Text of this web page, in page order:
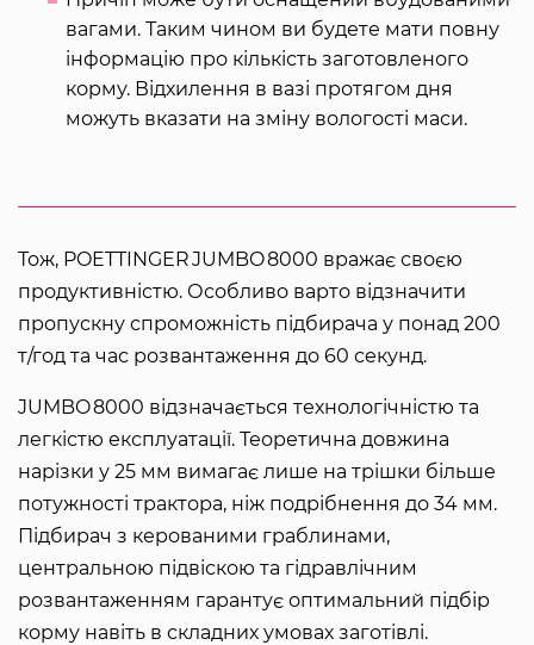
вагами. Таким чином ви будете мати повну
інформацію про кількість заготовленого
корму. Відхилення в вазі протягом дня
можуть вказати на зміну вологості маси.
Тож, POETTINGER JUMBO 8000 вражає своєю
продуктивністю. Особливо варто відзначити
пропускну спроможність підбирача у понад 200
т/год та час розвантаження до 60 секунд.
JUMBO 8000 відзначається технологічністю та
легкістю експлуатації. Теоретична довжина
нарізки у 25 мм вимагає лише на трішки більше
потужності трактора, ніж подрібнення до 34 мм.
Підбирач з керованими граблинами,
центральною підвіскою та гідравлічним
розвантаженням гарантує оптимальний підбір
корму навіть в складних умовах заготівлі.